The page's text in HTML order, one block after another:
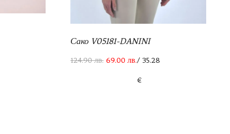
Сако V05181-DANINI
124.90лв. 69.00 лв./ 35.28
€